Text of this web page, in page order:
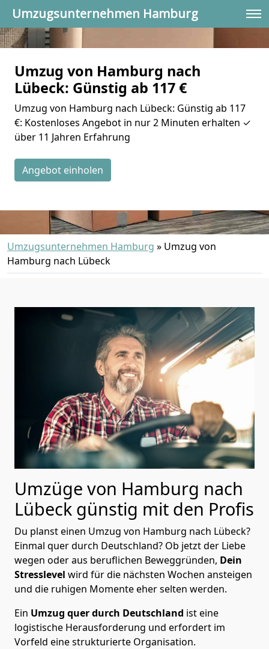
Umzugsunternehmen Hamburg
Umzug von Hamburg nach
Lübeck: Günstig ab 117 €
Umzug von Hamburg nach Lübeck: Günstig ab 117
€: Kostenloses Angebot in nur 2 Minuten erhalten ✓
über 11 Jahren Erfahrung
Angebot einholen
Umzugsunternehmen Hamburg » Umzug von
Hamburg nach Lübeck
Umzüge von Hamburg nach
Lübeck günstig mit den Profis
Du planst einen Umzug von Hamburg nach Lübeck?
Einmal quer durch Deutschland? Ob jetzt der Liebe
wegen oder aus beruflichen Beweggründen, Dein
Stresslevel wird für die nächsten Wochen ansteigen
und die ruhigen Momente eher selten werden.
Ein Umzug quer durch Deutschland ist eine
logistische Herausforderung und erfordert im
Vorfeld eine strukturierte Organisation.